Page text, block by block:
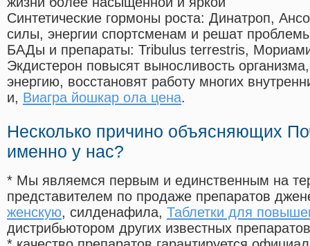
Синтетические гормоны роста: Динатроп,
силы, энергии спортсменам и решат
БАДы и препараты: Tribulus terrestris,
Экдистерон повысят выносливость
энергию, восстановят работу многих
и, Виагра йошкар ола цена.
Несколько причино объясняющих
именно у нас?
* Мы являемся первым и единственным на
представителем по продаже препаратов
женскую, силденафила, Таблетки для
дистрибьютором других известных препаратов